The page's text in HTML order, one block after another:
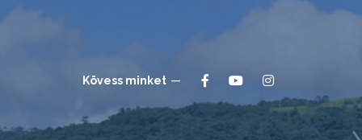
Kövess minket